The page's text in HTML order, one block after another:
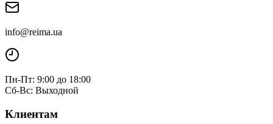
info@reima.ua
Пн-Пт: 9:00 до 18:00
Сб-Вс: Выходной
Клиентам